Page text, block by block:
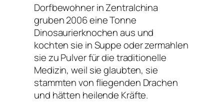
Dorfbewohner in Zentralchina
gruben 2006 eine Tonne
Dinosaurierknochen aus und
kochten sie in Suppe oder zermahlen
sie zu Pulver für die traditionelle
Medizin, weil sie glaubten, sie
stammten von fliegenden Drachen
und hätten heilende Kräfte.